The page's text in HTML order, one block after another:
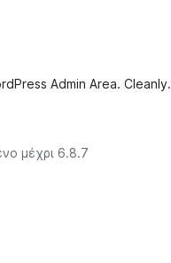
Admin Area. Cleanly.
μέχρι 6.8.7